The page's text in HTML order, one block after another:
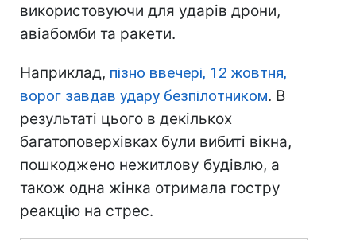
використовуючи для ударів дрони,
авіабомби та ракети.
Наприклад, пізно ввечері, 12 жовтня,
ворог завдав удару безпілотником. В
результаті цього в декількох
багатоповерхівках були вибиті вікна,
пошкоджено нежитлову будівлю, а
також одна жінка отримала гостру
реакцію на стрес.